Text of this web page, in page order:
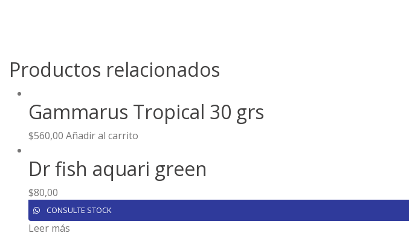
Productos relacionados
Gammarus Tropical 30 grs
$560,00 Añadir al carrito
Dr fish aquari green
$80,00
CONSULTE STOCK
Leer más